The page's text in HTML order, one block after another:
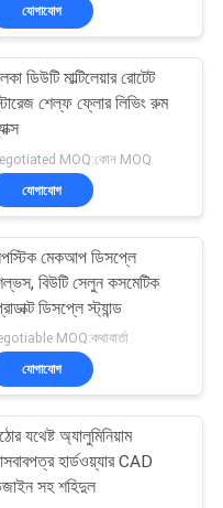
ছাদ
32
যোগাযোগ
ডিউটি ​​মাল্টিলেয়ার রোটেট
শেল্ফ ফ্লোর লিভিং রুম
MOQ:কোন MOQ
যোগাযোগ
মেকআপ ডিসপ্লে
বিউটি সেলুন কসমেটিক
ডিসপ্লে স্ট্যান্ড
MOQ:কথাবার্তা
যোগাযোগ
যথেষ্ট অ্যালুমিনিয়াম
হার্ডওয়্যার CAD
সহ শহিদুল